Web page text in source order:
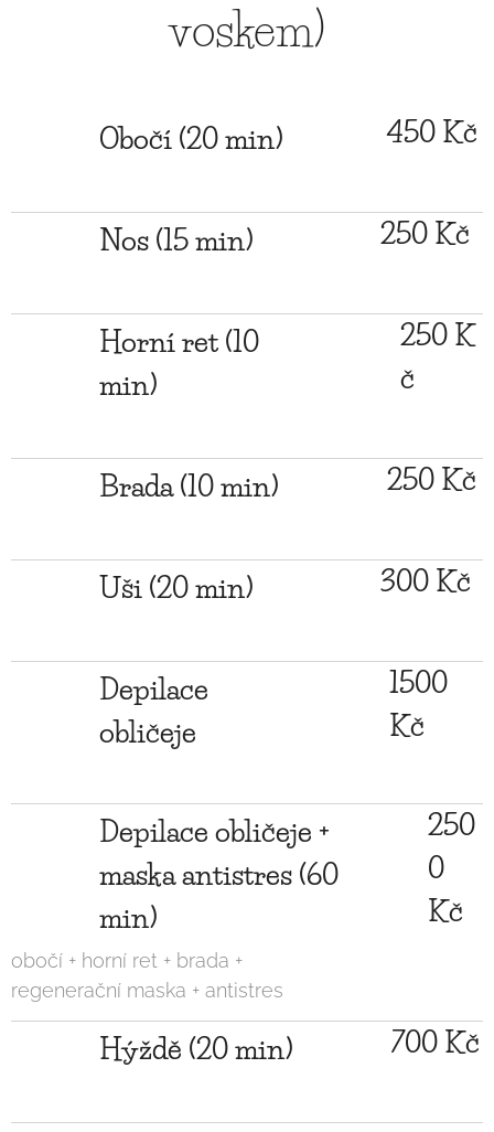
voskem)
Obočí (20 min) 450 Kč
Nos (15 min) 250 Kč
Horní ret (10
min)
250 K
č
Brada (10 min) 250 Kč
Uši (20 min) 300 Kč
Depilace
obličeje
1500
Kč
Depilace obličeje +
maska antistres (60
min)
obočí + horní ret + brada +
regenerační maska + antistres
250
0
Kč
Hýždě (20 min) 700 Kč